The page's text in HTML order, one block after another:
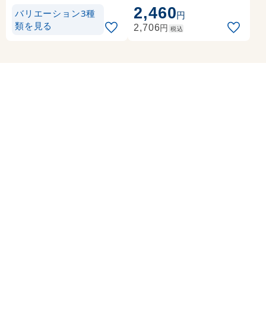
バリエーション3種
類を見る
2,460円
2,706円 税込